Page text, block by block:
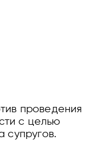
проведения
с целью
супругов.